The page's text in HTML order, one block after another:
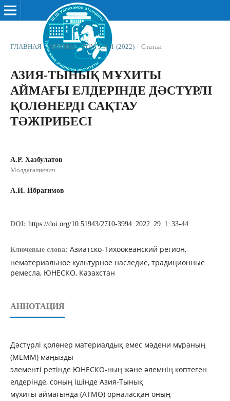
ГЛАВНАЯ / АРХИВЫ / ТОМ 9 № 1 (2022) / Статьи
АЗИЯ-ТЫНЫҚ МҰХИТЫ
АЙМАҒЫ ЕЛДЕРІНДЕ ДӘСТҮРЛІ
ҚОЛӨНЕРДІ САҚТАУ
ТӘЖІРИБЕСІ
А.Р. Хазбулатов
Молдагалиевич
А.И. Ибрагимов
DOI: https://doi.org/10.51943/2710-3994_2022_29_1_33-44
Ключевые слова: Азиатско-Тихоокеанский регион,
нематериальное культурное наследие, традиционные
ремесла, ЮНЕСКО, Казахстан
АННОТАЦИЯ
Дәстүрлі қолөнер материалдық емес мәдени мұраның
(МЕММ) маңызды
элементі ретінде ЮНЕСКО-ның және әлемнің көптеген
елдерінде, соның ішінде Азия-Тынық
мұхиты аймағында (АТМӨ) орналасқан оның